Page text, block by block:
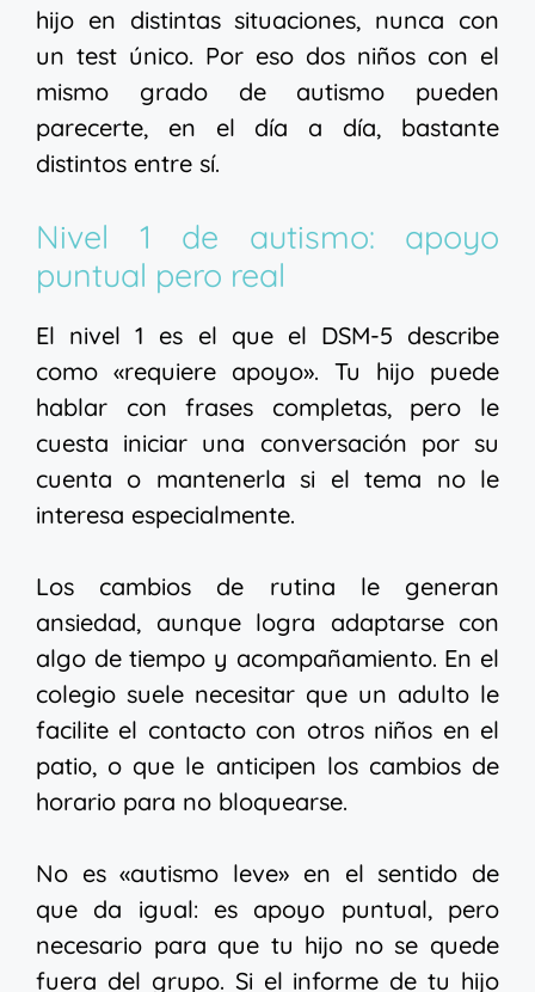
hijo en distintas situaciones, nunca con
un test único. Por eso dos niños con el
mismo grado de autismo pueden
parecerte, en el día a día, bastante
distintos entre sí.
Nivel 1 de autismo: apoyo
puntual pero real
El nivel 1 es el que el DSM-5 describe
como «requiere apoyo». Tu hijo puede
hablar con frases completas, pero le
cuesta iniciar una conversación por su
cuenta o mantenerla si el tema no le
interesa especialmente.
Los cambios de rutina le generan
ansiedad, aunque logra adaptarse con
algo de tiempo y acompañamiento. En el
colegio suele necesitar que un adulto le
facilite el contacto con otros niños en el
patio, o que le anticipen los cambios de
horario para no bloquearse.
No es «autismo leve» en el sentido de
que da igual: es apoyo puntual, pero
necesario para que tu hijo no se quede
fuera del grupo. Si el informe de tu hijo